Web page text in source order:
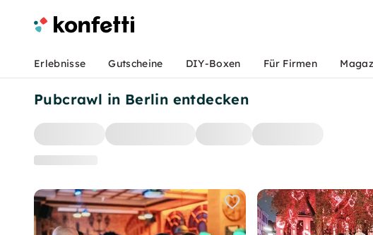
Pubcrawl in Berlin entdecken
Erlebnisse Gutscheine DIY-Boxen Für Firmen